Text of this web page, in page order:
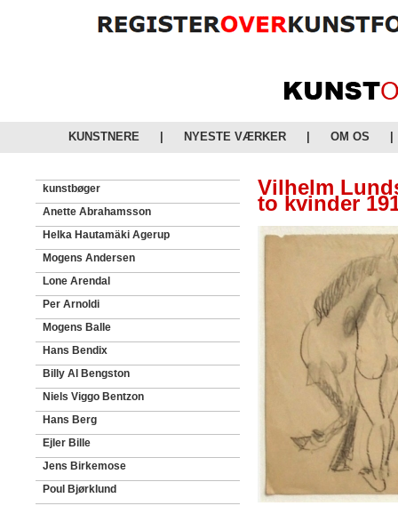
KUNSTNERE NYESTE VÆRKER OM OS
kunstbøger
Anette Abrahamsson
Helka Hautamäki Agerup
Mogens Andersen
Lone Arendal
Per Arnoldi
Mogens Balle
Hans Bendix
Billy Al Bengston
Niels Viggo Bentzon
Hans Berg
Ejler Bille
Jens Birkemose
Poul Bjørklund
Vilhelm
to kvinder